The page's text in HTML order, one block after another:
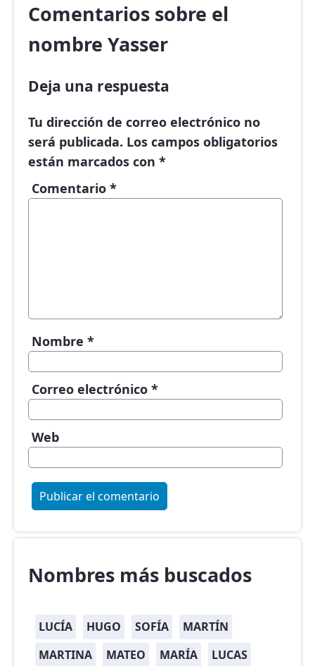
Comentarios sobre el
nombre Yasser
Deja una respuesta
Tu dirección de correo electrónico no
será publicada. Los campos obligatorios
están marcados con *
Comentario *
Nombre *
Correo electrónico *
Web
Nombres más buscados
LUCÍA HUGO SOFÍA
MARTÍN
MARTINA
MATEO MARÍA LUCAS